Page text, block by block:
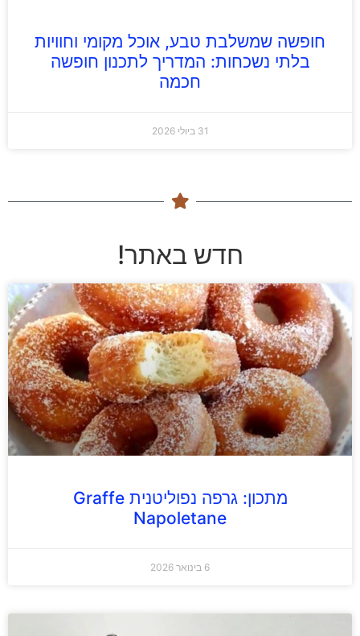
חופשה שמשלבת טבע, אוכל מקומי וחוויות
בלתי נשכחות: המדריך לתכנון חופשה
חכמה
31 ביולי 2026
חדש באתר!
מתכון: גרפה נפוליטנית Graffe
Napoletane
6 בינואר 2026